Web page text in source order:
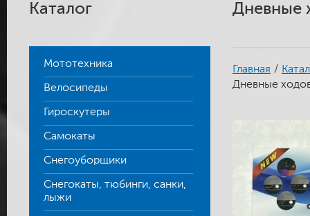
Каталог
Мототехника
Велосипеды
Гироскутеры
Самокаты
Снегоуборщики
Снегокаты, тюбинги, санки,
лыжи
Дневные
Главная /
Дневные